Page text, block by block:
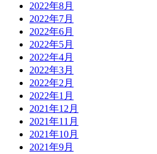
2022年8月
2022年7月
2022年6月
2022年5月
2022年4月
2022年3月
2022年2月
2022年1月
2021年12月
2021年11月
2021年10月
2021年9月